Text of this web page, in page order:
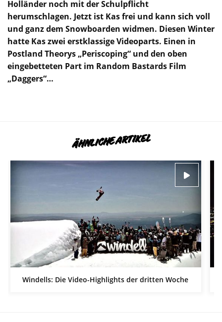
Holländer noch mit der Schulpflicht
herumschlagen. Jetzt ist Kas frei und kann sich voll
und ganz dem Snowboarden widmen. Diesen Winter
hatte Kas zwei erstklassige Videoparts. Einen in
Postland Theorys „Periscoping“ und den oben
eingebetteten Part im Random Bastards Film
„Daggers“…
ÄHNLICHE ARTIKEL
Windells: Die Video-Highlights der dritten Woche